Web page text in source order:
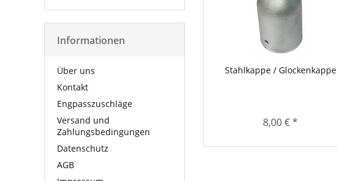
Informationen
Über uns
Kontakt
Engpasszuschläge
Versand und
Zahlungsbedingungen
Datenschutz
AGB
Stahlkappe / Glockenkappe
8,00 € *